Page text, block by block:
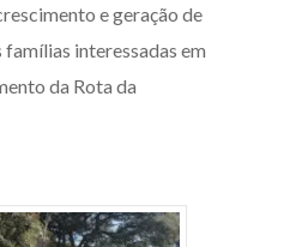
e geração de
interessadas em
da Rota da